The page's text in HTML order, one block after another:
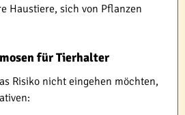
Haustiere, sich von Pflanzen
für Tierhalter
Risiko nicht eingehen möchten,